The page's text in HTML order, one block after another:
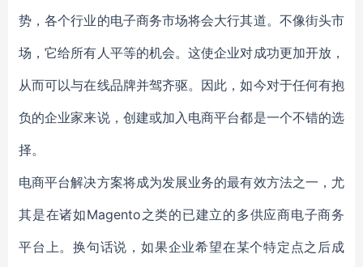
势，各个行业的电子商务市场将会大行其道。不像街头市
场，它给所有人平等的机会。这使企业对成功更加开放，
从而可以与在线品牌并驾齐驱。因此，如今对于任何有抱
负的企业家来说，创建或加入电商平台都是一个不错的选
择。
电商平台解决方案将成为发展业务的最有效方法之一，尤
其是在诸如Magento之类的已建立的多供应商电子商务
平台上。换句话说，如果企业希望在某个特定点之后成